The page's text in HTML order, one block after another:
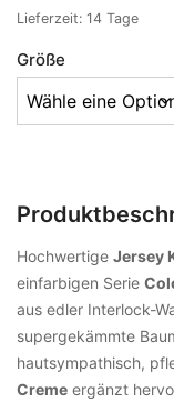
Lieferzeit: 14 Tage
Größe
Hochwertige Jersey
einfarbigen Serie
aus edler Interlock-
supergekämmte
hautsympathisch,
Creme ergänzt